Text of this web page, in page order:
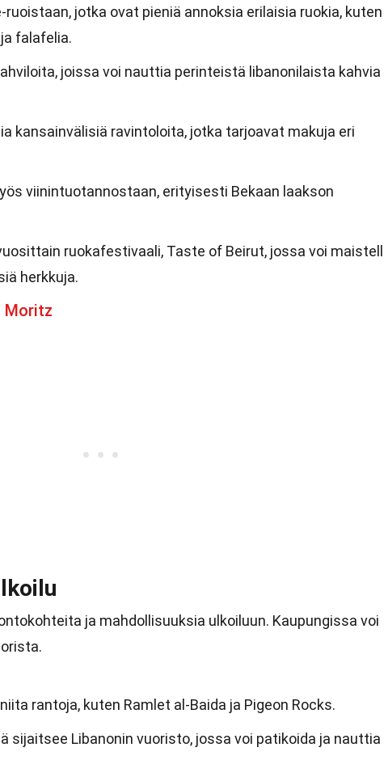
jotka ovat pieniä annoksia erilaisia ruokia, kuten
falafelia.
joissa voi nauttia perinteistä libanonilaista kahvia
kansainvälisiä ravintoloita, jotka tarjoavat makuja eri
viinintuotannostaan, erityisesti Bekaan laakson
ruokafestivaali, Taste of Beirut, jossa voi
herkkuja.
Moritz
ja mahdollisuuksia ulkoiluun. Kaupungissa voi
rantoja, kuten Ramlet al-Baida ja Pigeon Rocks.
sijaitsee Libanonin vuoristo, jossa voi patikoida ja nauttia